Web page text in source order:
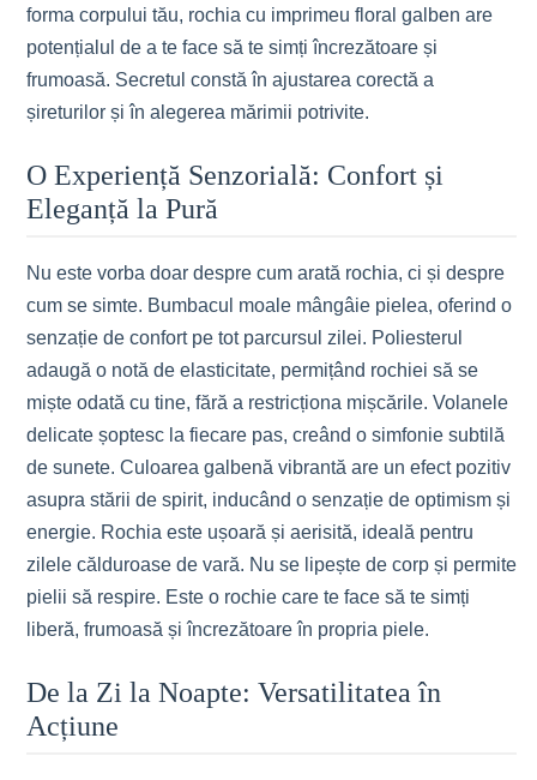
forma corpului tău, rochia cu imprimeu floral galben are
potențialul de a te face să te simți încrezătoare și
frumoasă. Secretul constă în ajustarea corectă a
șireturilor și în alegerea mărimii potrivite.
O Experiență Senzorială: Confort și
Eleganță la Pură
Nu este vorba doar despre cum arată rochia, ci și despre
cum se simte. Bumbacul moale mângâie pielea, oferind o
senzație de confort pe tot parcursul zilei. Poliesterul
adaugă o notă de elasticitate, permițând rochiei să se
miște odată cu tine, fără a restricționa mișcările. Volanele
delicate șoptesc la fiecare pas, creând o simfonie subtilă
de sunete. Culoarea galbenă vibrantă are un efect pozitiv
asupra stării de spirit, inducând o senzație de optimism și
energie. Rochia este ușoară și aerisită, ideală pentru
zilele călduroase de vară. Nu se lipește de corp și permite
pielii să respire. Este o rochie care te face să te simți
liberă, frumoasă și încrezătoare în propria piele.
De la Zi la Noapte: Versatilitatea în
Acțiune